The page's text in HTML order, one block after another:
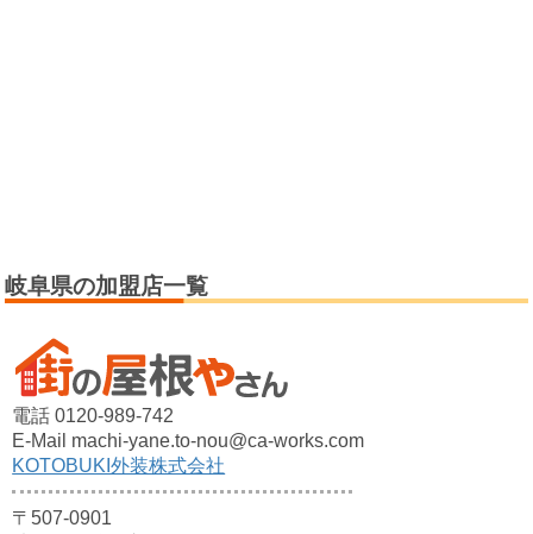
岐阜県の加盟店一覧
電話 0120-989-742
E-Mail machi-yane.to-nou@ca-works.com
KOTOBUKI外装株式会社
〒507-0901